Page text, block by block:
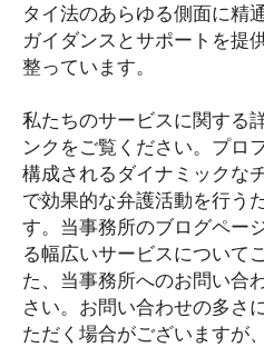
タイ法のあらゆる側面に精
ガイダンスとサポートを提
整っています。
私たちのサービスに関する
ンクをご覧ください。プロ
構成されるダイナミックな
で効果的な弁護活動を行う
す。当事務所のブログペー
る幅広いサービスについて
た、当事務所へのお問い合
さい。お問い合わせの多さ
ただく場合がございますが